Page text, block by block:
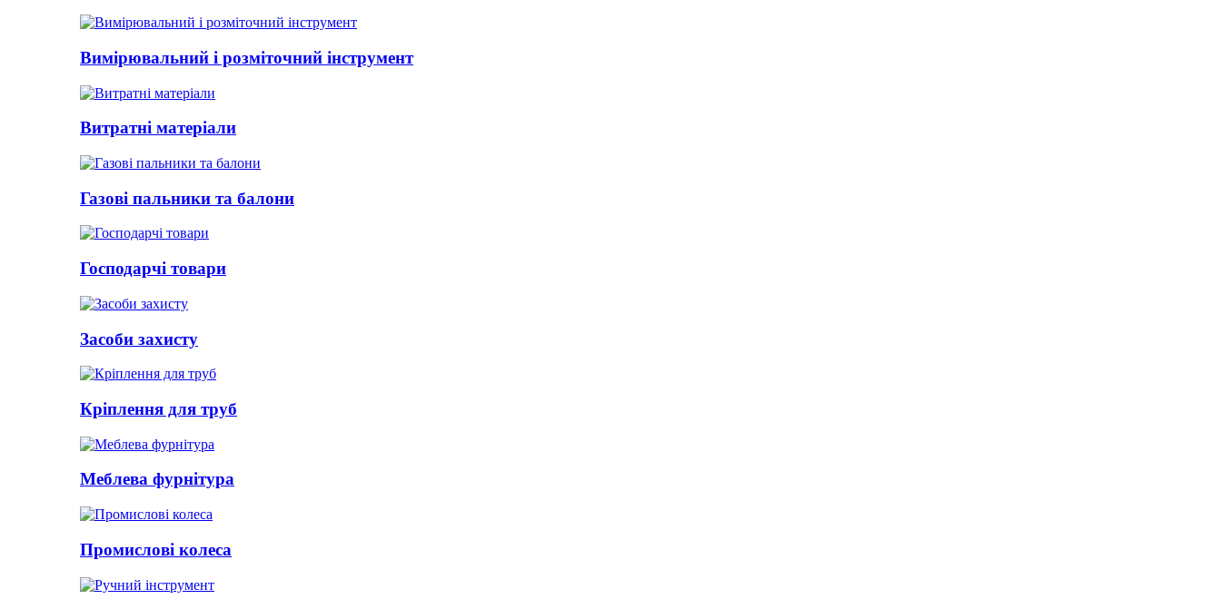
Вимірювальний і розміточний інструмент
Витратні матеріали
Газові пальники та балони
Господарчі товари
Засоби захисту
Кріплення для труб
Меблева фурнітура
Промислові колеса